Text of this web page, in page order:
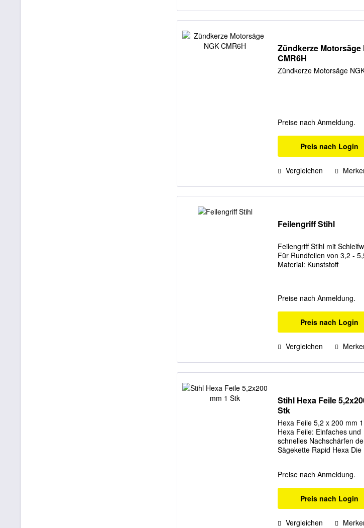
Zündkerze Motorsäge
CMR6H
Zündkerze Motorsäge
Preise nach Anmeldung.
Preis nach Login
Vergleichen
Feilengriff Stihl
Feilengriff Stihl mit
Für Rundfeilen von 3,2 -
Material: Kunststoff
Preise nach Anmeldung.
Preis nach Login
Vergleichen
Stihl Hexa Feile
Stk
Hexa Feile 5,2 x 200 mm
Hexa Feile: Einfaches und
schnelles Nachschärfen
Sägekette Rapid Hexa Die
Rapid Hexa Sägeketten
abgestimmt. Damit
Preise nach Anmeldung.
Preis nach Login
Vergleichen